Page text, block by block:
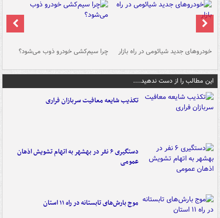
خودروهای جدید شیائومی در راه بازار چرا سیم‌کشی خودرو ذوب می‌شود؟
این مطالب را از دست ندهید....
تکذیب شایعه معافیت سربازان فراری
دستگیری ۶ نفر در بهشهر به اتهام تشویش اذهان
عمومی
موج بارش‌های تابستانه در راه ۱۱ استان